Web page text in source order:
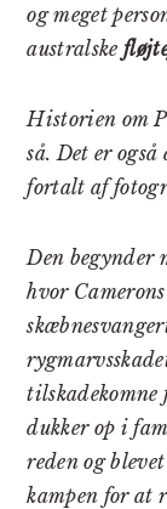
og meget
australske
Historien om
så. Det er
fortalt af
Den begynder
hvor
tilskadekomne
dukker op i
reden og
kampen for at